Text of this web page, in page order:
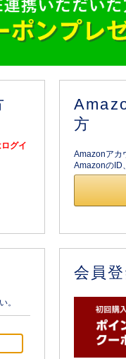
グイ
方
Amazonアカ
AmazonのID
。
会員